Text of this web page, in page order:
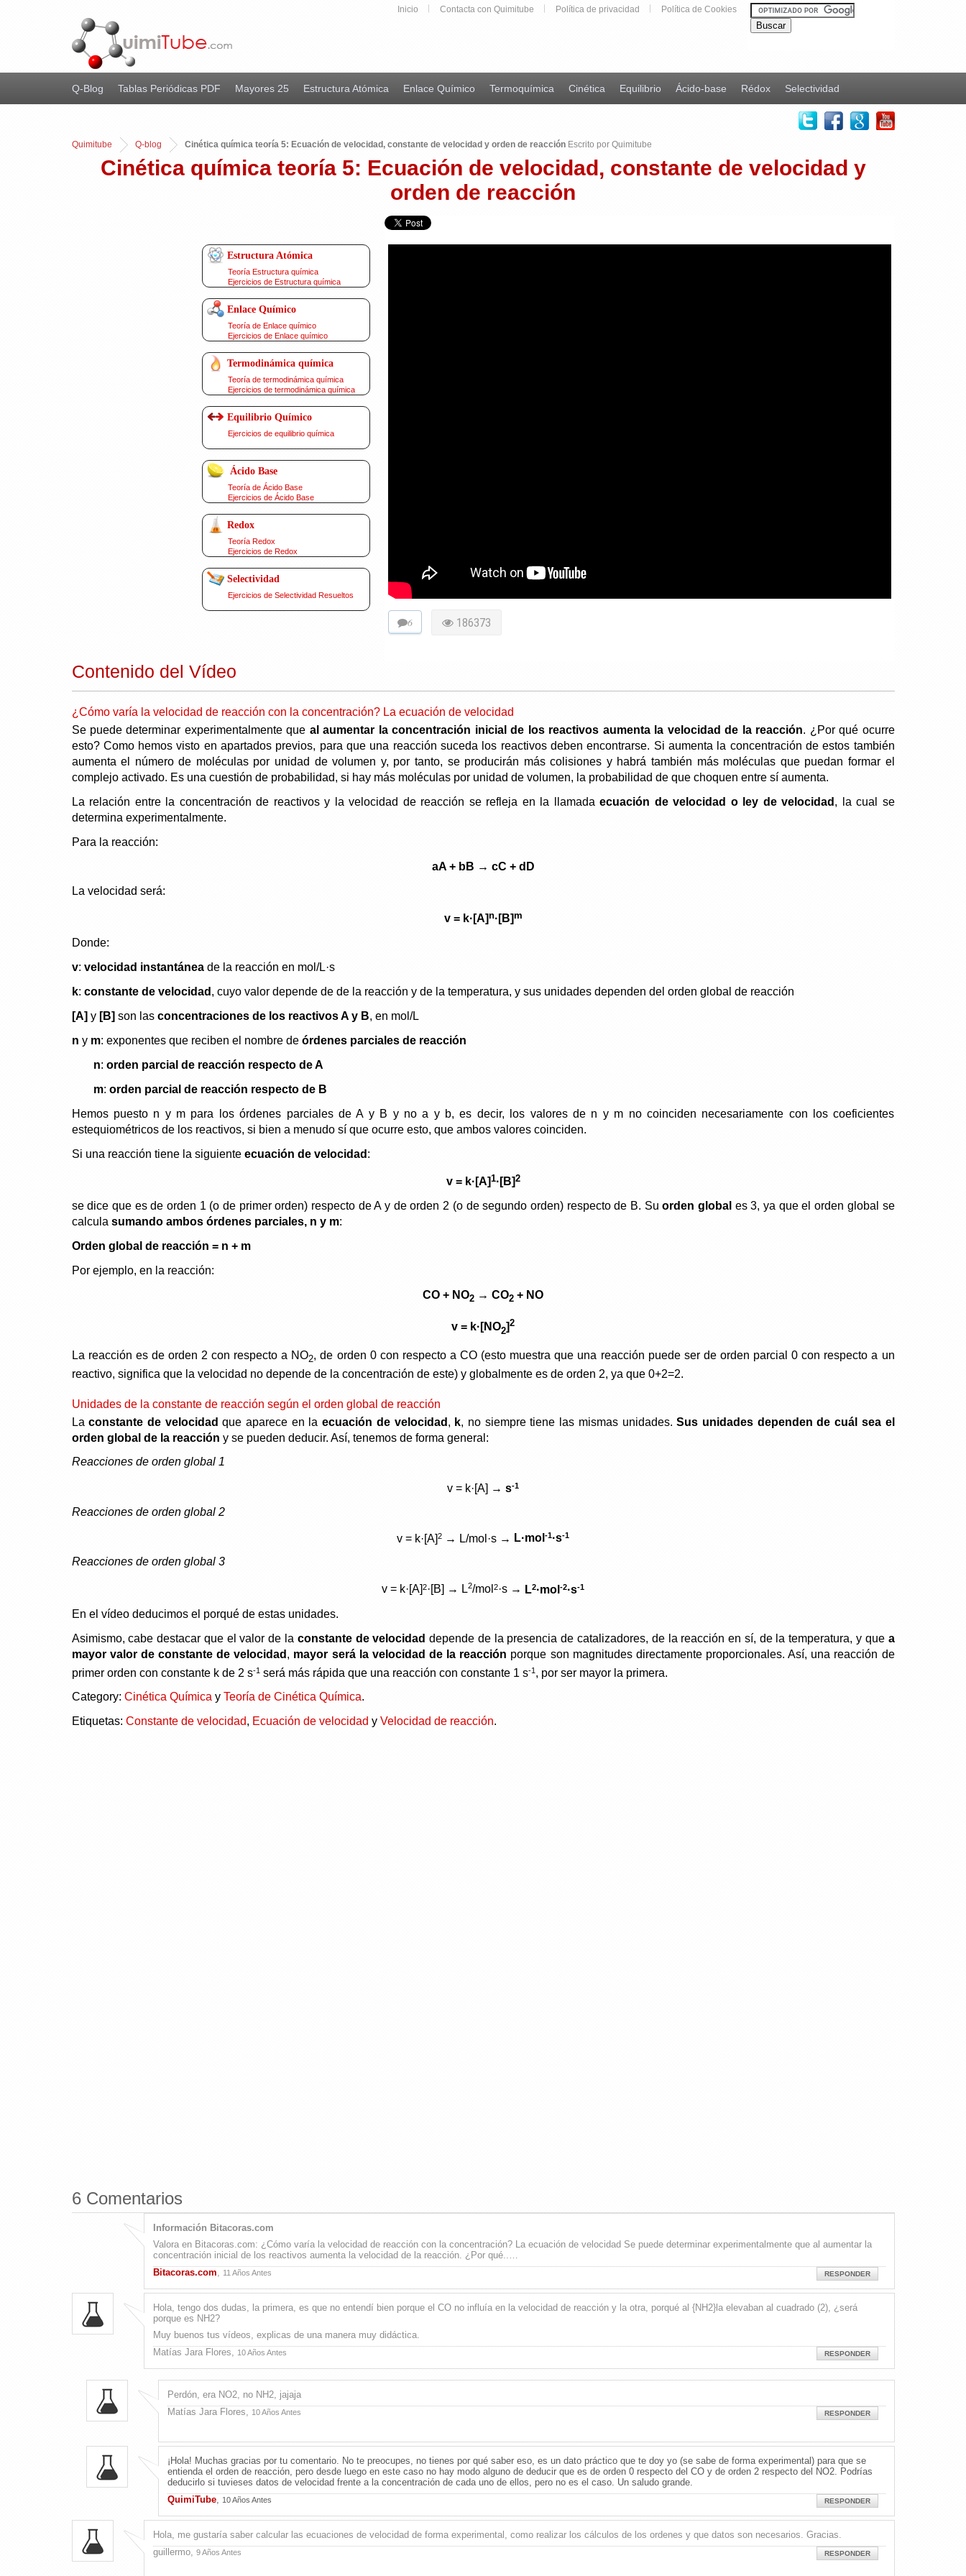
Inicio Contacta con Quimitube Política de privacidad Política de Cookies
Q-Blog Tablas Periódicas PDF Mayores 25 Estructura Atómica Enlace Químico Termoquímica Cinética Equilibrio Ácido-base Rédox Selectividad
Quimitube Q-blog Cinética química teoría 5: Ecuación de velocidad, constante de velocidad y orden de reacciónEscrito por Quimitube
Cinética química teoría 5: Ecuación de velocidad, constante de velocidad y
orden de reacción
Estructura Atómica
Teoría Estructura química
Ejercicios de Estructura química
Enlace Químico
Teoría de Enlace químico
Ejercicios de Enlace químico
Termodinámica química
Teoría de termodinámica química
Ejercicios de termodinámica química
Equilibrio Químico
Ejercicios de equilibrio química
Ácido Base
Teoría de Ácido Base
Ejercicios de Ácido Base
Redox
Teoría Redox
Ejercicios de Redox
Selectividad
Ejercicios de Selectividad Resueltos
6 186373
Contenido del Vídeo
¿Cómo varía la velocidad de reacción con la concentración? La ecuación de velocidad
Se puede determinar experimentalmente que al aumentar la concentración inicial de los reactivos aumenta la velocidad de la reacción. ¿Por qué ocurre
esto? Como hemos visto en apartados previos, para que una reacción suceda los reactivos deben encontrarse. Si aumenta la concentración de estos también
aumenta el número de moléculas por unidad de volumen y, por tanto, se producirán más colisiones y habrá también más moléculas que puedan formar el
complejo activado. Es una cuestión de probabilidad, si hay más moléculas por unidad de volumen, la probabilidad de que choquen entre sí aumenta.
La relación entre la concentración de reactivos y la velocidad de reacción se refleja en la llamada ecuación de velocidad o ley de velocidad , la cual se
determina experimentalmente.
Para la reacción:
aA + bB → cC + dD
La velocidad será:
v = k·[A]n·[B]m
Donde:
v: velocidad instantáneade la reacción en mol/L·s
k: constante de velocidad , cuyo valor depende de de la reacción y de la temperatura, y sus unidades dependen del orden global de reacción
[A] y [B] son las concentraciones de los reactivos A y B, en mol/L
n y m: exponentes que reciben el nombre de órdenes parciales de reacción
n: orden parcial de reacción respecto de A
m: orden parcial de reacción respecto de B
Hemos puesto n y m para los órdenes parciales de A y B y no a y b, es decir, los valores de n y m no coinciden necesariamente con los coeficientes
estequiométricos de los reactivos, si bien a menudo sí que ocurre esto, que ambos valores coinciden.
Si una reacción tiene la siguiente ecuación de velocidad :
v = k·[A]1·[B]2
se dice que es de orden 1 (o de primer orden) respecto de A y de orden 2 (o de segundo orden) respecto de B. Suorden global es 3, ya que el orden global se
calcula sumando ambos órdenes parciales, n y m:
Orden global de reacción = n + m
Por ejemplo, en la reacción:
CO + NO2 → CO2 + NO
v = k·[NO2]2
La reacción es de orden 2 con respecto a NO2, de orden 0 con respecto a CO (esto muestra que una reacción puede ser de orden parcial 0 con respecto a un
reactivo, significa que la velocidad no depende de la concentración de este) y globalmente es de orden 2, ya que 0+2=2.
Unidades de la constante de reacción según el orden global de reacción
Laconstante de velocidad que aparece en laecuación de velocidad , k, no siempre tiene las mismas unidades.Sus unidades dependen de cuál sea el
orden global de la reacción y se pueden deducir. Así, tenemos de forma general:
Reacciones de orden global 1
v = k·[A] → s-1
Reacciones de orden global 2
v = k·[A]2 → L/mol·s → L·mol -1·s-1
Reacciones de orden global 3
v = k·[A] 2·[B] → L2/mol 2·s → L2·mol -2·s-1
En el vídeo deducimos el porqué de estas unidades.
Asimismo, cabe destacar que el valor de la constante de velocidad depende de la presencia de catalizadores, de la reacción en sí, de la temperatura, y que a
mayor valor de constante de velocidad , mayor será la velocidad de la reacción porque son magnitudes directamente proporcionales. Así, una reacción de
primer orden con constante k de 2 s-1será más rápida que una reacción con constante 1 s-1, por ser mayor la primera.
Category: Cinética Química y Teoría de Cinética Química.
Etiquetas: Constante de velocidad, Ecuación de velocidad y Velocidad de reacción.
6 Comentarios
Información Bitacoras.com
Valora en Bitacoras.com: ¿Cómo varía la velocidad de reacción con la concentración? La ecuación de velocidad Se puede determinar experimentalmente que al aumentar la
concentración inicial de los reactivos aumenta la velocidad de la reacción. ¿Por qué..…
Bitacoras.com, 11 Años Antes RESPONDER
Hola, tengo dos dudas, la primera, es que no entendí bien porque el CO no influía en la velocidad de reacción y la otra, porqué al {NH2}la elevaban al cuadrado (2), ¿será
porque es NH2?
Muy buenos tus vídeos, explicas de una manera muy didáctica.
Matías Jara Flores, 10 Años Antes RESPONDER
Perdón, era NO2, no NH2, jajaja
Matías Jara Flores, 10 Años Antes RESPONDER
¡Hola! Muchas gracias por tu comentario. No te preocupes, no tienes por qué saber eso, es un dato práctico que te doy yo (se sabe de forma experimental) para que se
entienda el orden de reacción, pero desde luego en este caso no hay modo alguno de deducir que es de orden 0 respecto del CO y de orden 2 respecto del NO2. Podrías
deducirlo si tuvieses datos de velocidad frente a la concentración de cada uno de ellos, pero no es el caso. Un saludo grande.
QuimiTube, 10 Años Antes RESPONDER
Hola, me gustaría saber calcular las ecuaciones de velocidad de forma experimental, como realizar los cálculos de los ordenes y que datos son necesarios. Gracias.
guillermo, 9 Años Antes RESPONDER